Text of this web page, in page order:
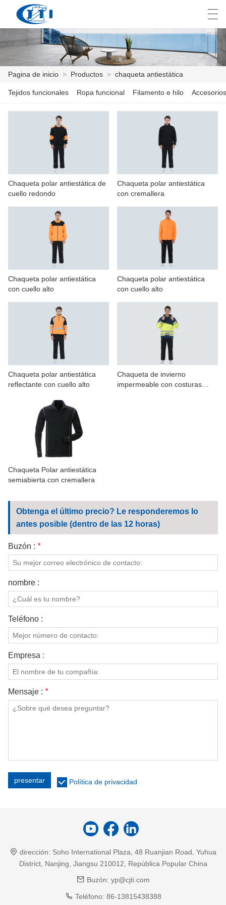
PAGINA DE INICIO
PERSONALIZACIÓN
SOBRE NOSOTROS
NOTICIAS
CONTÁCTENOS
العربية česky Deutsch
Pagina de inicio > Productos > chaqueta antiestática
Tejidos funcionales Ropa funcional Filamento e hilo
Chaqueta polar antiestática de
cuello redondo
Chaqueta polar antiestática
con cremallera
Chaqueta polar antiestática
con cuello alto
Chaqueta polar antiestática
con cuello alto
Chaqueta polar antiestática
reflectante con cuello alto
Chaqueta de invierno
impermeable con costuras
Chaqueta Polar antiestática
semiabierta con cremallera
Obtenga el último precio? Le responderemos lo
antes posible (dentro de las 12 horas)
Buzón : *
nombre :
Teléfono :
Empresa :
Mensaje : *
presentar Política de privacidad
dirección: Soho International Plaza, 48 Ruanjian Road, Yuhua
District, Nanjing, Jiangsu 210012, República Popular China
Buzón: yp@cjti.com
Teléfono: 86-13815438388